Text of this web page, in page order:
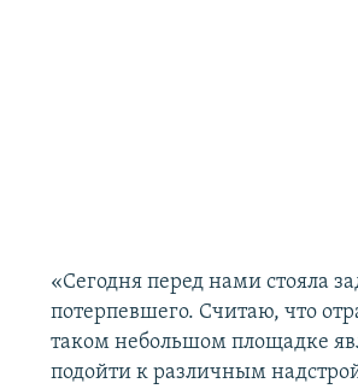
«Сегодня перед нами стояла
потерпевшего. Считаю, что
таком небольшом площадке
подойти к различным